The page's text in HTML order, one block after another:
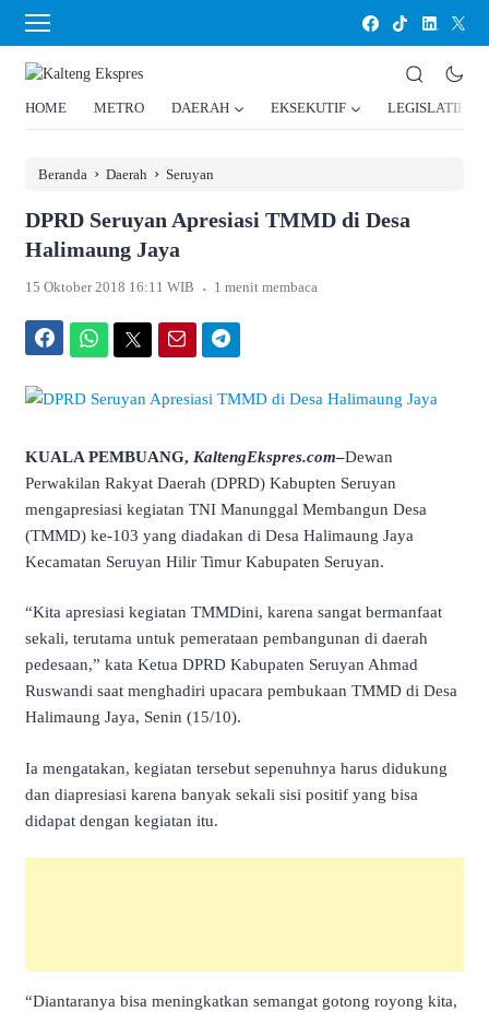
HOME METRO DAERAH EKSEKUTIF LEGISLATIF
Beranda › Daerah › Seruyan
DPRD Seruyan Apresiasi TMMD di Desa
Halimaung Jaya
15 Oktober 2018 16:11 WIB . 1 menit membaca
KUALA PEMBUANG, KaltengEkspres.com–Dewan
Perwakilan Rakyat Daerah (DPRD) Kabupten Seruyan
mengapresiasi kegiatan TNI Manunggal Membangun Desa
(TMMD) ke-103 yang diadakan di Desa Halimaung Jaya
Kecamatan Seruyan Hilir Timur Kabupaten Seruyan.
“Kita apresiasi kegiatan TMMDini, karena sangat bermanfaat
sekali, terutama untuk pemerataan pembangunan di daerah
pedesaan,” kata Ketua DPRD Kabupaten Seruyan Ahmad
Ruswandi saat menghadiri upacara pembukaan TMMD di Desa
Halimaung Jaya, Senin (15/10).
Ia mengatakan, kegiatan tersebut sepenuhnya harus didukung
dan diapresiasi karena banyak sekali sisi positif yang bisa
didapat dengan kegiatan itu.
“Diantaranya bisa meningkatkan semangat gotong royong kita,